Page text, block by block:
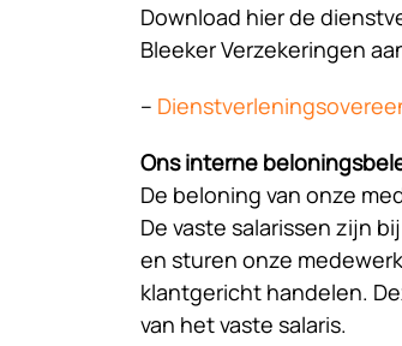
Download hier de
Bleeker Verzekeringen
–
Ons interne
De beloning van onze
De vaste salarissen zijn
en sturen onze
klantgericht handelen.
van het vaste salaris.